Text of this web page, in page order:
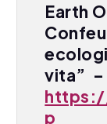
Earth
vita” –
p